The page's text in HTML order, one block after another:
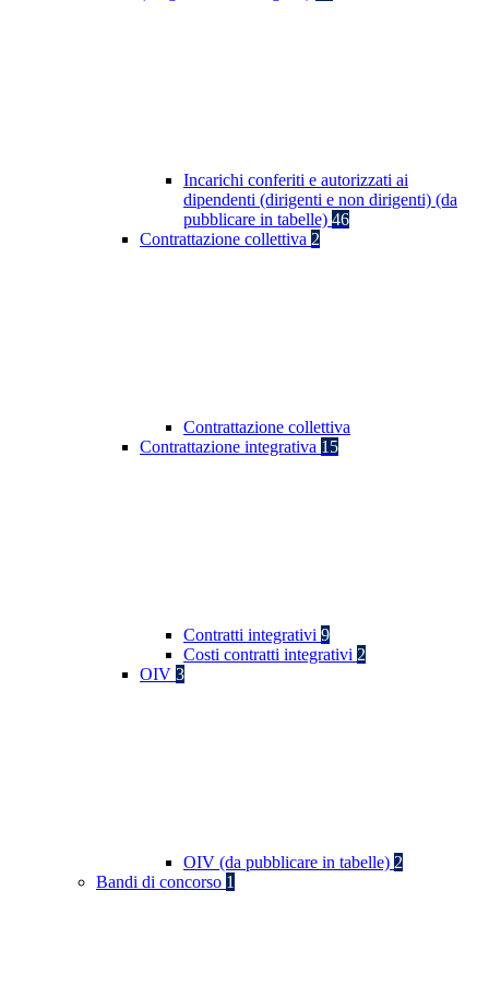
Incarichi conferiti e autorizzati ai
dipendenti (dirigenti e non dirigenti) (da
pubblicare in tabelle) 46
Contrattazione collettiva 2
Contrattazione collettiva
Contrattazione integrativa 15
Contratti integrativi 9
Costi contratti integrativi 2
OIV 3
OIV (da pubblicare in tabelle) 2
Bandi di concorso 1